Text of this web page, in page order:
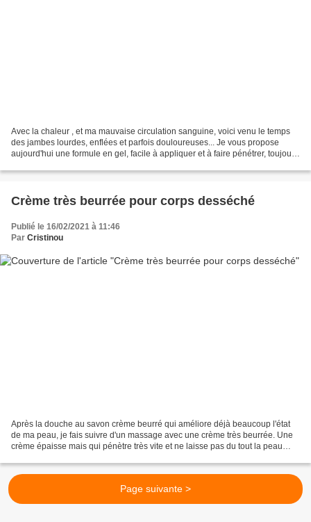
Avec la chaleur , et ma mauvaise circulation sanguine, voici venu le temps
des jambes lourdes, enflées et parfois douloureuses... Je vous propose
aujourd'hui une formule en gel, facile à appliquer et à faire pénétrer, toujours
Crème très beurrée pour corps desséché
Publié le 16/02/2021 à 11:46
Par Cristinou
Après la douche au savon crème beurré qui améliore déjà beaucoup l'état
de ma peau, je fais suivre d'un massage avec une crème très beurrée. Une
crème épaisse mais qui pénètre très vite et ne laisse pas du tout la peau
Page suivante >